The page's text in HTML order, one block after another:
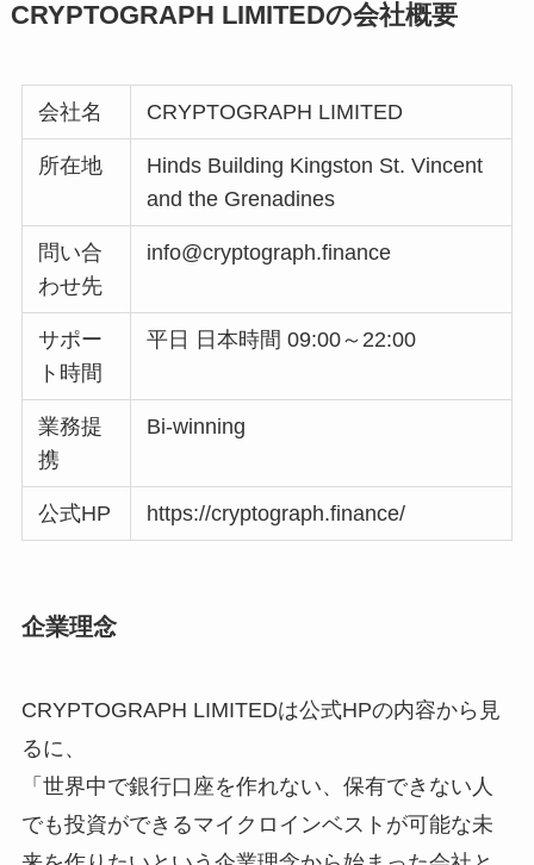
CRYPTOGRAPH LIMITEDの会社概要
会社名 CRYPTOGRAPH LIMITED
所在地
Hinds Building Kingston St. Vincent
and the Grenadines
問い合
わせ先
info@cryptograph.finance
サポー
ト時間
平日 日本時間 09:00～22:00
業務提
携
Bi-winning
公式HP https://cryptograph.finance/
企業理念
CRYPTOGRAPH LIMITEDは公式HPの内容から見
るに、
「世界中で銀行口座を作れない、保有できない人
でも投資ができるマイクロインベストが可能な未